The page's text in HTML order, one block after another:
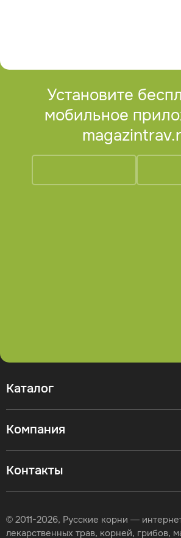
Установите
мобильное
Контакты
Каталог
Компания
© 2011-2026, Русские корни —
лекарственных трав, корней, грибов,